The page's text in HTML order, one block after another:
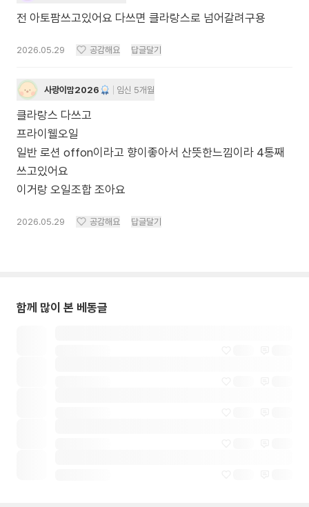
전 아토팜쓰고있어요 다쓰면 클라랑스로 넘어갈려구용
2026.05.29 공감해요 답글달기
사랑이맘2026 임신 5개월
클라랑스 다쓰고
프라이웰오일
일반 로션 offon이라고 향이좋아서 산뜻한느낌이라 4통째
쓰고있어요
이거랑 오일조합 조아요
2026.05.29 공감해요 답글달기
함께 많이 본 베동글